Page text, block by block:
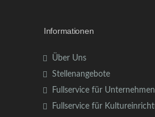
Informationen
Über Uns
Stellenangebote
Fullservice für Unternehmen
Fullservice für